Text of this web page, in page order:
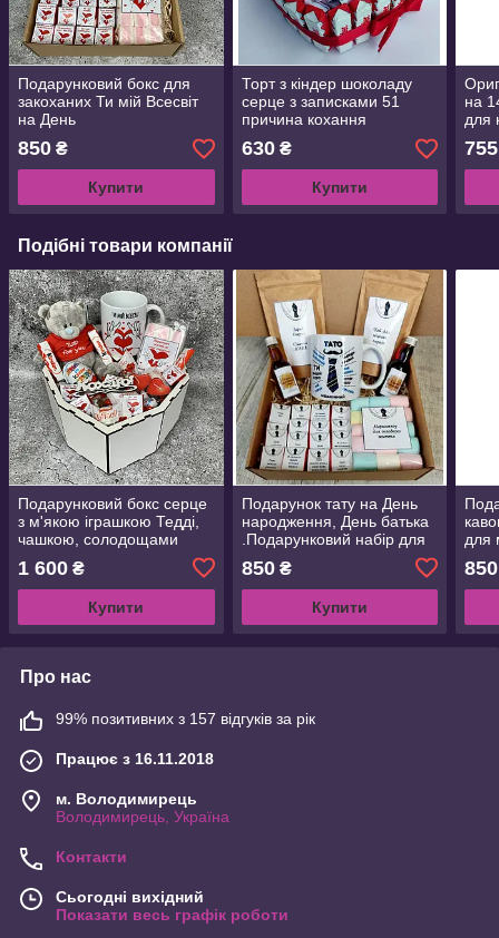
Подарунковий бокс для
закоханих Ти мій Всесвіт
на День
народження,річницю,14
лютого.Подарункові
набори на день Святого
Валентина
850 ₴
Купити
Торт з кіндер шоколаду
серце з записками 51
причина кохання
Приємний сюрприз для
коханої Святковий
Подарунковий Бокс для
630₴
Купити
на
для
755
Подібні товари компанії
Подарунковий бокс серце
з м'якою іграшкою Тедді,
чашкою, солодощами
Подарунок дівчині на День
народження,річницю,Валентина
1 600 ₴
Купити
Подарунок тату на День
народження, День батька
.Подарунковий набір для
солодощами
850₴
Купити
для
850
Про нас
99% позитивних з 157 відгуків за рік
Працює з 16.11.2018
м. Володимирець
Володимирець, Україна
Контакти
Сьогодні вихідний
Показати весь графік роботи